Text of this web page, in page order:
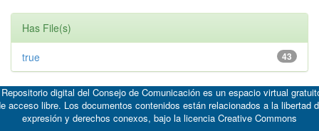
Has File(s)
43
true
digital del Consejo de Comunicación es un espacio virtual
acceso libre. Los documentos contenidos están relacionados a la libertad
expresión y derechos conexos, bajo la licencia Creative Commons